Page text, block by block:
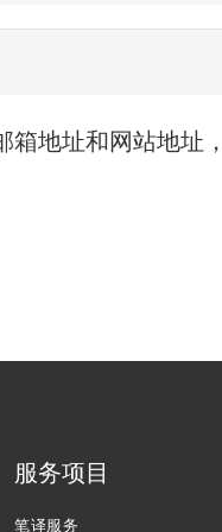
地址和网站地址
服务项目
笔译服务